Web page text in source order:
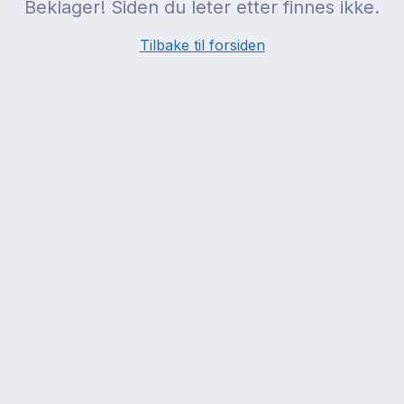
Beklager! Siden du leter etter finnes ikke.
Tilbake til forsiden